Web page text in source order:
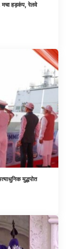
मचा हड़कंप, रेलवे
युद्धपोत